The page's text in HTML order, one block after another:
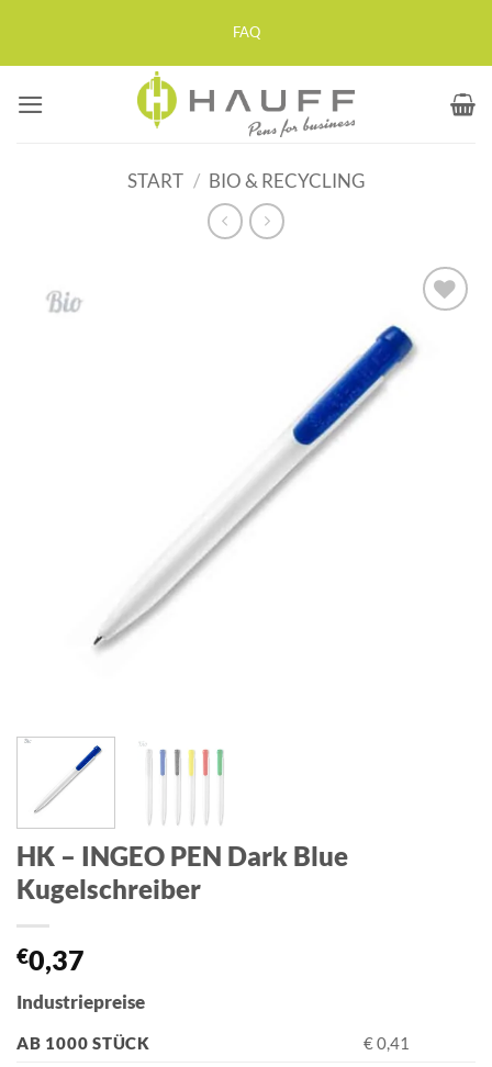
springen
FAQ
START / BIO & RECYCLING
Auf die
Merkliste
HK – INGEO PEN Dark Blue
Kugelschreiber
€0,37
Industriepreise
AB 1000 STÜCK
€ 0,41